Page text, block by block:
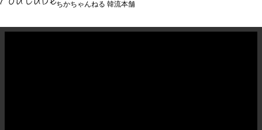
ちかちゃんねる 韓流本舗